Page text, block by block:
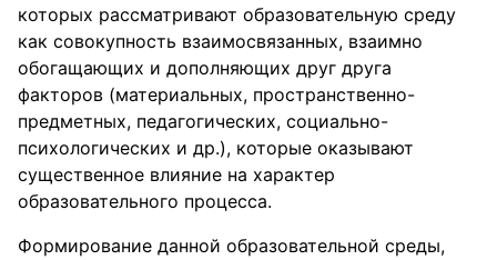
которых рассматривают образовательную среду
как совокупность взаимосвязанных, взаимно
обогащающих и дополняющих друг друга
факторов (материальных, пространственно-
предметных, педагогических, социально-
психологических и др.), которые оказывают
существенное влияние на характер
образовательного процесса.
Формирование данной образовательной среды,